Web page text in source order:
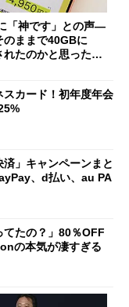
「神です」との声―
ままで40GBに
れたのかと思った」
カード！初年度年会
」キャンペーンまと
、d払い、au PA
てたの？」80％OFF
の本気が凄すぎる